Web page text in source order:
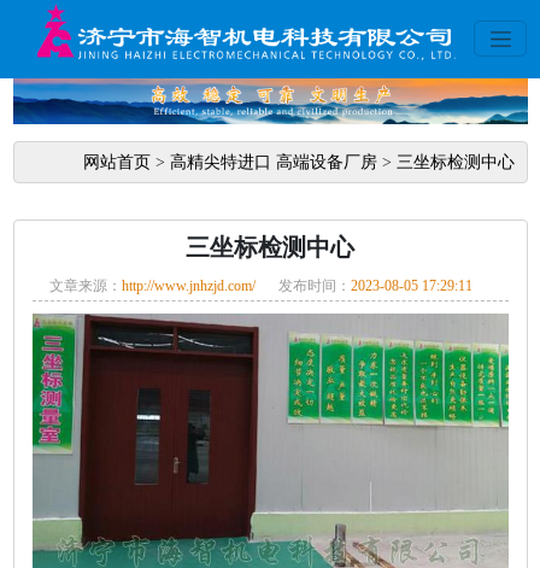
网站首页> 高精尖特进口 高端设备厂房> 三坐标检测中心
三坐标检测中心
文章来源： http://www.jnhzjd.com/ 发布时间： 2023-08-05 17:29:11